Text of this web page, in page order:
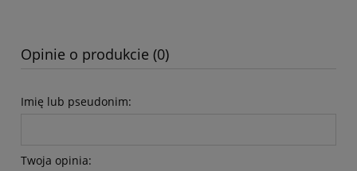
Opinie o produkcie (0)
Imię lub pseudonim:
Twoja opinia: